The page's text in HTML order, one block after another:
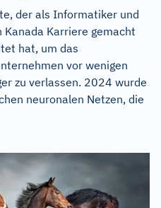
der als Informatiker und
Karriere gemacht
hat, um das
vor wenigen
zu verlassen. 2024 wurde
neuronalen Netzen, die